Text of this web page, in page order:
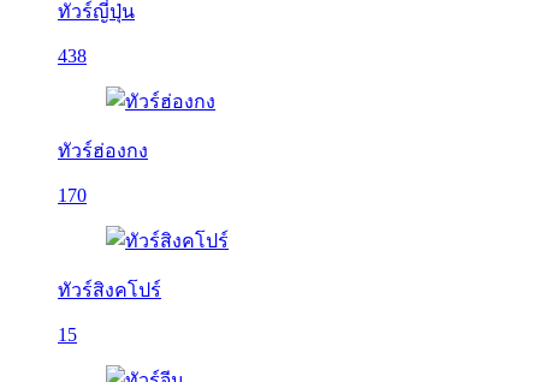
ทัวร์ญี่ปุ่น
438
ทัวร์ฮ่องกง
170
ทัวร์สิงคโปร์
15